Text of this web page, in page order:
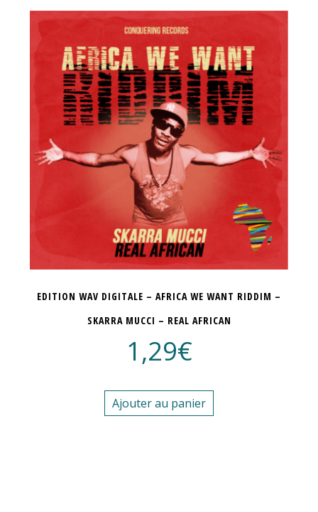
EDITION WAV DIGITALE – AFRICA WE WANT RIDDIM –
SKARRA MUCCI – REAL AFRICAN
1,29€
Ajouter au panier